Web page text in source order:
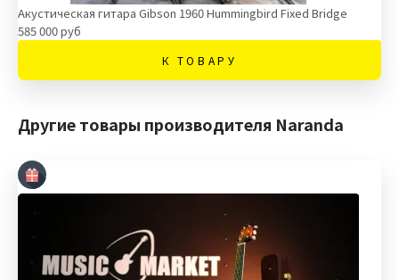
Акустическая гитара Gibson 1960 Hummingbird Fixed Bridge
585 000 руб
К ТОВАРУ
Другие товары производителя Naranda